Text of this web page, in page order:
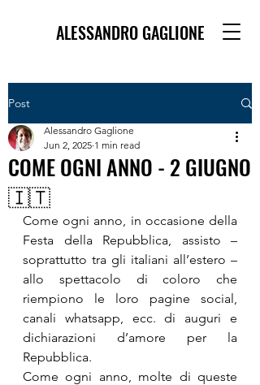
ALESSANDRO GAGLIONE
Post
COME OGNI ANNO - 2 GIUGNO
🇮🇹
Alessandro Gaglione
Jun 2, 2025 1 min read
Come ogni anno, in occasione della
Festa della Repubblica, assisto –
soprattutto tra gli italiani all’estero –
allo spettacolo di coloro che
riempiono le loro pagine social,
canali whatsapp, ecc. di auguri e
dichiarazioni d’amore per la
Repubblica.
Come ogni anno, molte di queste